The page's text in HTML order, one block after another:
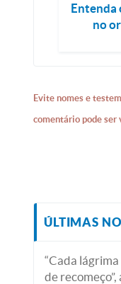
Entenda
no
Evite nomes e
comentário pode ser
ÚLTIMAS
“Cada
de